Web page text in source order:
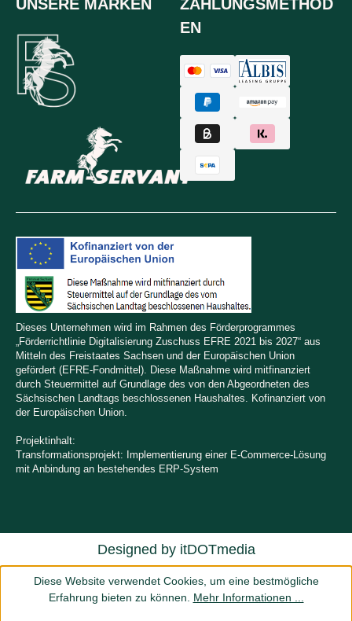
UNSERE MARKEN
ZAHLUNGSMETHOD
EN
Dieses Unternehmen wird im Rahmen des Förderprogrammes
„Förderrichtlinie Digitalisierung Zuschuss EFRE 2021 bis 2027“ aus
Mitteln des Freistaates Sachsen und der Europäischen Union
gefördert (EFRE-Fondmittel). Diese Maßnahme wird mitfinanziert
durch Steuermittel auf Grundlage des von den Abgeordneten des
Sächsischen Landtags beschlossenen Haushaltes. Kofinanziert von
der Europäischen Union.
Projektinhalt:
Transformationsprojekt: Implementierung einer E-Commerce-Lösung
mit Anbindung an bestehendes ERP-System
Designed by itDOTmedia
Diese Website verwendet Cookies, um eine bestmögliche
Erfahrung bieten zu können. Mehr Informationen ...